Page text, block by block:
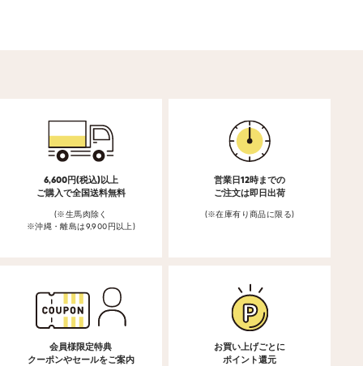
6,600円(税込)以上
ご購入で全国送料無料
(※生馬肉除く
※沖縄・離島は9,900円以上)
営業日12時までの
ご注文は即日出荷
(※在庫有り商品に限る)
会員様限定特典
クーポンやセールをご案内
お買い上げごとに
ポイント還元